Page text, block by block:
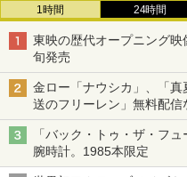
1時間 24時間
東映の歴代オープニング
旬発売
金ロー「ナウシカ」、「
送のフリーレン」無料配
「バック・トゥ・ザ・フ
腕時計。1985本限定